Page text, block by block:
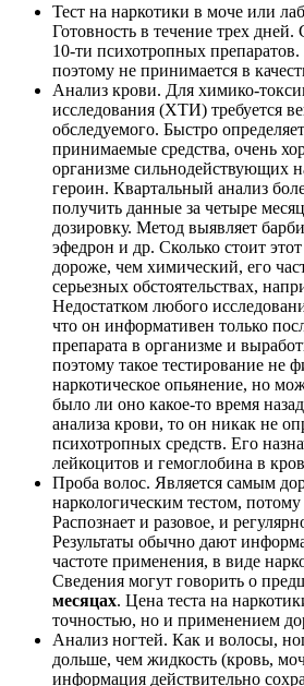
Тест на наркотики в моче или
Готовность в течение трех
10-ти психотропных
поэтому не принимается в
Анализ крови. Для химико-
исследования (ХТИ) требуется
обследуемого. Быстро
принимаемые средства, очень
организме сильнодействующих
героин. Квартальный анализ
получить данные за четыре
дозировку. Метод выявляет
эфедрон и др. Сколько стоит
дороже, чем химический, его
серьезных обстоятельствах,
Недостатком любого
что он информативен только
препарата в организме и
поэтому такое тестирование не
наркотическое опьянение, но
было ли оно какое-то время
анализа крови, то он никак не
психотропных средств. Его
лейкоцитов и гемоглобина в
Проба волос. Является самым
наркологическим тестом,
Распознает и разовое, и
Результаты обычно дают
частоте применения, в виде
Сведения могут говорить о
месяцах. Цена теста на
точностью, но и применением
Анализ ногтей. Как и волосы,
дольше, чем жидкость (кровь,
информация действительно